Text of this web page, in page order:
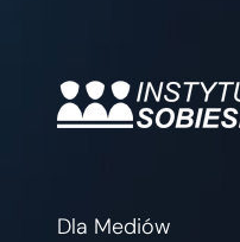
Dla Mediów